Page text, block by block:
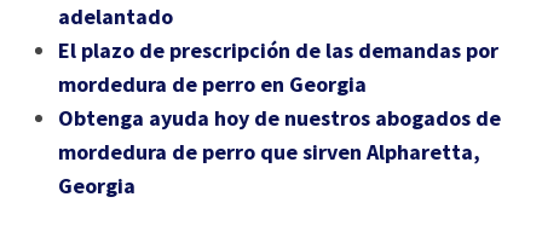
adelantado
El plazo de prescripción de las demandas por
mordedura de perro en Georgia
Obtenga ayuda hoy de nuestros abogados de
mordedura de perro que sirven Alpharetta,
Georgia